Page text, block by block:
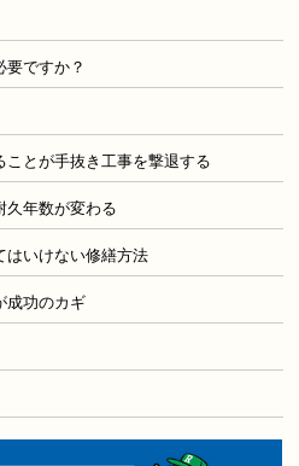
要ですか？
とが手抜き工事を撃退する
久年数が変わる
はいけない修繕方法
成功のカギ